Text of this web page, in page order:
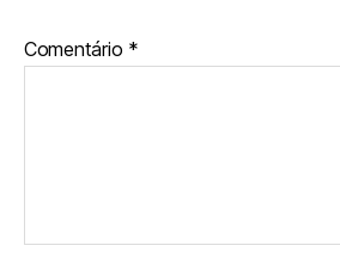
Comentário *